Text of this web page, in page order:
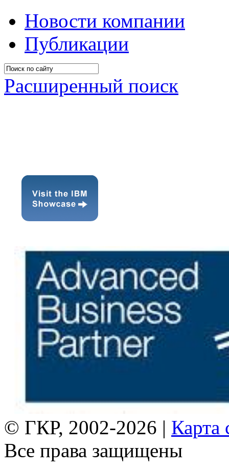
Новости компании
Публикации
Расширенный поиск
© ГКР, 2002-2026 | Карта
Все права защищены